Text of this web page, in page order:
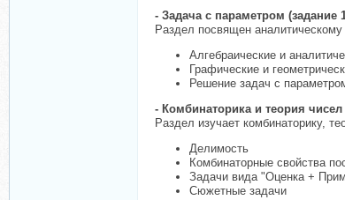
- Задача с параметром (задание
Раздел посвящен
Алгебраические и
Графические и
Решение задач с
- Комбинаторика и теория чисел
Раздел изучает комбинаторику,
Делимость
Комбинаторные свойства
Задачи вида "Оценка +
Сюжетные задачи